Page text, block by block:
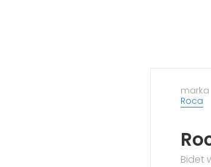
marka
Roca
Bidet